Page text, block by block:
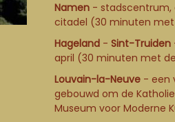
Namen - stadscentrum,
citadel (30 minuten
Hageland -Sint-Truiden
april (30 minuten met
Louvain-la-Neuve - een
gebouwd om de
Museum voor Moderne